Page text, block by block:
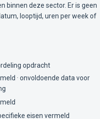
binnen deze sector. Er is geen
looptijd, uren per week of
opdracht
· onvoldoende data voor
eisen vermeld